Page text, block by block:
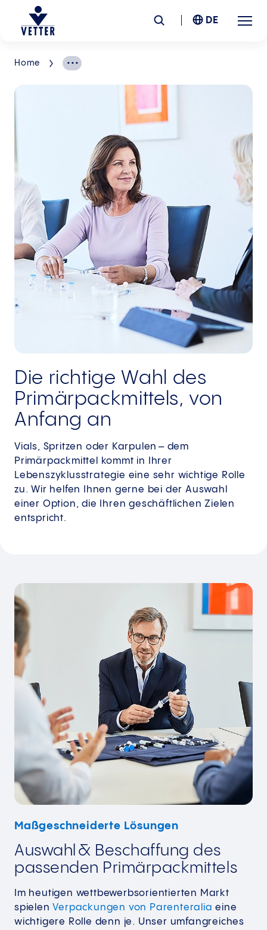
Unternehmen
Standorte
News &Insights
Karriere
DE
Home
Die richtige Wahl des
Primärpackmittels, von
Anfang an
Vials, Spritzen oder Karpulen – dem
Primärpackmittel kommt in Ihrer
Lebenszyklusstrategie eine sehr wichtige Rolle
zu. Wir helfen Ihnen gerne bei der Auswahl
einer Option, die Ihren geschäftlichen Zielen
entspricht.
Maßgeschneiderte Lösungen
Auswahl & Beschaffung des
passenden Primärpackmittels
Im heutigen wettbewerbsorientierten Markt
spielenVerpackungen von Parenteralia eine
wichtigere Rolle denn je. Unser umfangreiches